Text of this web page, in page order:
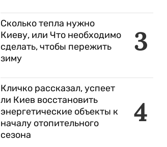
3
Сколько тепла нужно
Киеву, или Что необходимо
сделать, чтобы пережить
зиму
4
Кличко рассказал, успеет
ли Киев восстановить
энергетические объекты к
началу отопительного
сезона